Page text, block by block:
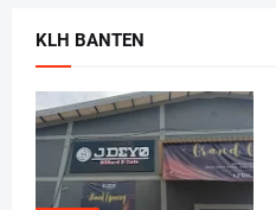
KLH BANTEN